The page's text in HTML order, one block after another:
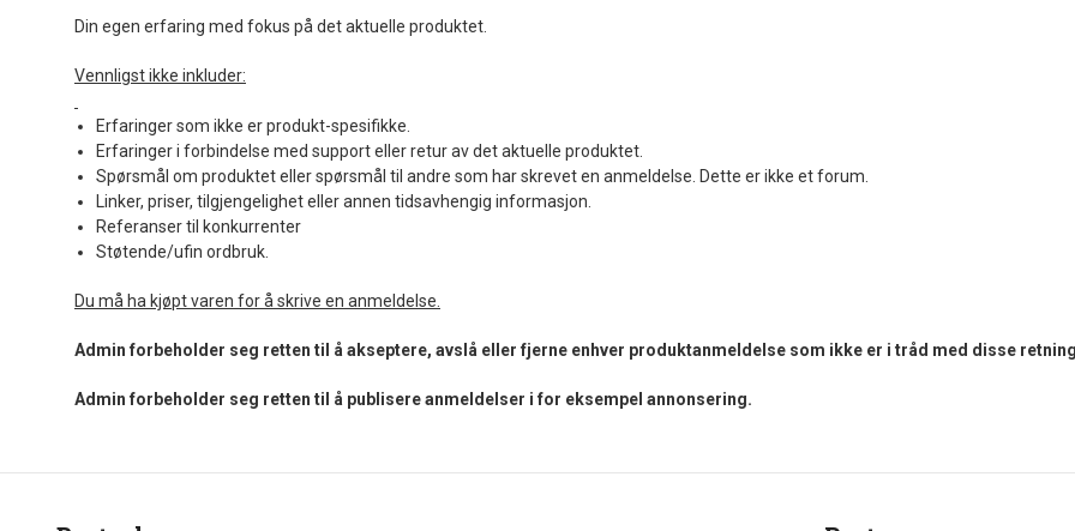
Din egen erfaring med fokus på det aktuelle produktet.
Vennligst ikke inkluder:
Erfaringer som ikke er produkt-spesifikke.
Erfaringer i forbindelse med support eller retur av det aktuelle produktet.
Spørsmål om produktet eller spørsmål til andre som har skrevet en anmeldelse. Dette er ikke et forum.
Linker, priser, tilgjengelighet eller annen tidsavhengig informasjon.
Referanser til konkurrenter
Støtende/ufin ordbruk.
Du må ha kjøpt varen for å skrive en anmeldelse.
Admin forbeholder seg retten til å akseptere, avslå eller fjerne enhver produktanmeldelse som ikke er i tråd med disse
Admin forbeholder seg retten til å publisere anmeldelser i for eksempel annonsering.